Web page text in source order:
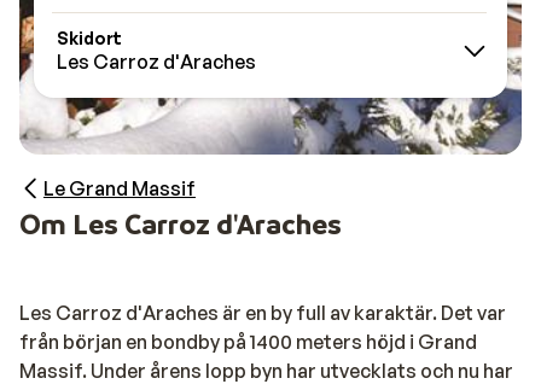
Skidort
Les Carroz d'Araches
Le Grand Massif
Om Les Carroz d'Araches
Les Carroz d'Araches är en by full av karaktär. Det var
från början en bondby på 1400 meters höjd i Grand
Massif. Under årens lopp byn har utvecklats och nu har